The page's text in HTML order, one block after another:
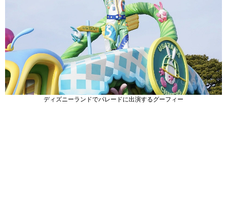
ディズニーランドでパレードに出演するグーフィー